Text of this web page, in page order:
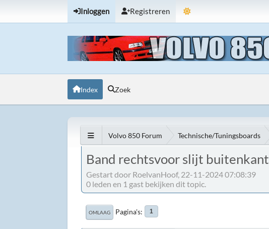
Inloggen Registreren
Index Zoek
Volvo 850 Forum Technische/Tuningsboards
Band rechtsvoor slijt buitenkant
Gestart door RoelvanHoof, 22-11-2024 07:08:39
0 leden en 1 gast bekijken dit topic.
OMLAAG Pagina's 1